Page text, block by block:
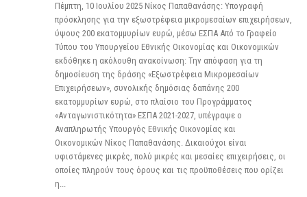
Πέμπτη, 10 Ιουλίου 2025 Νίκος Παπαθανάσης: Υπογραφή
πρόσκλησης για την εξωστρέφεια μικρομεσαίων επιχειρήσεων,
ύψους 200 εκατομμυρίων ευρώ, μέσω ΕΣΠΑ Από το Γραφείο
Τύπου του Υπουργείου Εθνικής Οικονομίας και Οικονομικών
εκδόθηκε η ακόλουθη ανακοίνωση: Την απόφαση για τη
δημοσίευση της δράσης «Εξωστρέφεια Μικρομεσαίων
Επιχειρήσεων», συνολικής δημόσιας δαπάνης 200
εκατομμυρίων ευρώ, στο πλαίσιο του Προγράμματος
«Ανταγωνιστικότητα» ΕΣΠΑ 2021-2027, υπέγραψε ο
Αναπληρωτής Υπουργός Εθνικής Οικονομίας και
Οικονομικών Νίκος Παπαθανάσης. Δικαιούχοι είναι
υφιστάμενες μικρές, πολύ μικρές και μεσαίες επιχειρήσεις, οι
οποίες πληρούν τους όρους και τις προϋποθέσεις που ορίζει
η...